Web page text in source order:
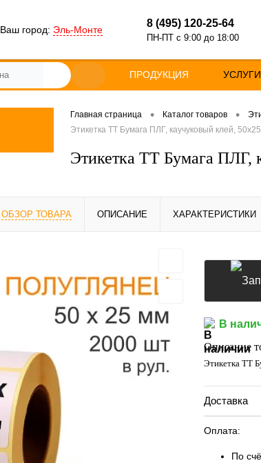
Ваш город: Эль-Монте
8 (495) 120-25-64
ПН-ПТ с 9:00 до 18:00
ПРОДУКЦИЯ УСЛУГИ
Главная страница • Каталог товаров •
Этикетка ТТ Бумага ПЛГ, каучуковый клей,
Этикетка ТТ Бумага ПЛГ,
ОБЗОР ТОВАРА ОПИСАНИЕ ХАРАКТЕРИСТИКИ
В
Описание
Этикетка ТТ
Доставка
Оплата:
По